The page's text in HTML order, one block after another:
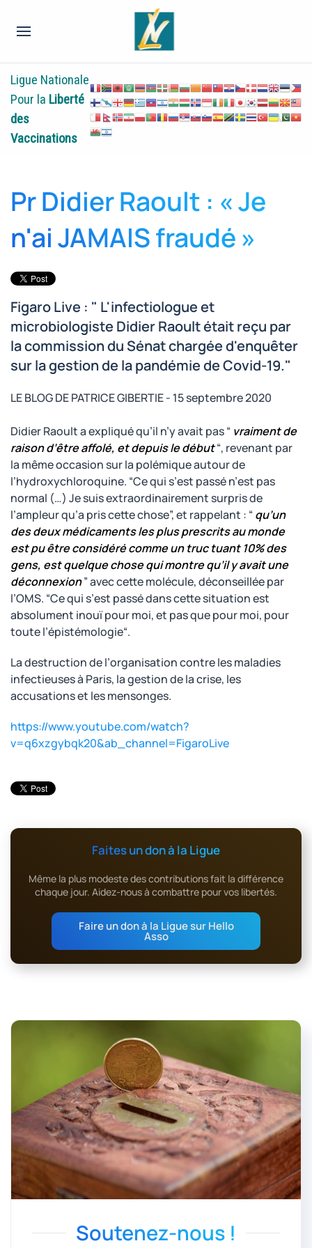
Ligue Nationale
Pour la Liberté
des
Vaccinations
Pr Didier Raoult : « Je
n'ai JAMAIS fraudé »
Figaro Live : " L'infectiologue et
microbiologiste Didier Raoult était reçu par
la commission du Sénat chargée d'enquêter
sur la gestion de la pandémie de Covid-19."
LE BLOG DE PATRICE GIBERTIE - 15 septembre 2020
Didier Raoult a expliqué qu’il n’y avait pas “ vraiment de
raison d’être affolé, et depuis le début“, revenant par
la même occasion sur la polémique autour de
l’hydroxychloroquine. “Ce qui s’est passé n’est pas
normal (…) Je suis extraordinairement surpris de
l’ampleur qu’a pris cette chose”, et rappelant : “ qu’un
des deux médicaments les plus prescrits au monde
est pu être considéré comme un truc tuant 10% des
gens, est quelque chose qui montre qu’il y avait une
déconnexion” avec cette molécule, déconseillée par
l’OMS. “Ce qui s’est passé dans cette situation est
absolument inouï pour moi, et pas que pour moi, pour
toute l’épistémologie“.
La destruction de l’organisation contre les maladies
infectieuses à Paris, la gestion de la crise, les
accusations et les mensonges.
https://www.youtube.com/watch?
v=q6xzgybqk20&ab_channel=FigaroLive
Faites un don à la Ligue
Même la plus modeste des contributions fait la différence
chaque jour. Aidez-nous à combattre pour vos libertés.
Faire un don à la Ligue sur Hello
Asso
Soutenez-nous !